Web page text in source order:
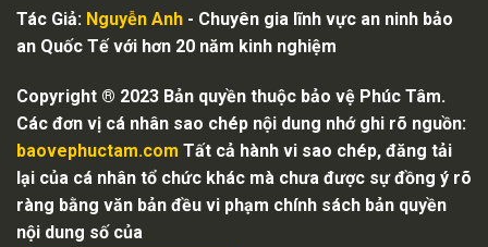
Tác Giả: Nguyễn Anh - Chuyên gia lĩnh vực an ninh bảo
an Quốc Tế với hơn 20 năm kinh nghiệm
Copyright ® 2023 Bản quyền thuộc bảo vệ Phúc Tâm.
Các đơn vị cá nhân sao chép nội dung nhớ ghi rõ nguồn:
baovephuctam.com Tất cả hành vi sao chép, đăng tải
lại của cá nhân tổ chức khác mà chưa được sự đồng ý rõ
ràng bằng văn bản đều vi phạm chính sách bản quyền
nội dung số của